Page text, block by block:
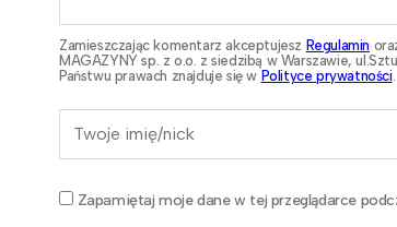
Zamieszczając komentarz akceptujesz Regulamin
MAGAZYNY sp. z o.o. z siedzibą w Warszawie,
Państwu prawach znajduje się w Polityce prywatności
Zapamiętaj moje dane w tej przeglądarce